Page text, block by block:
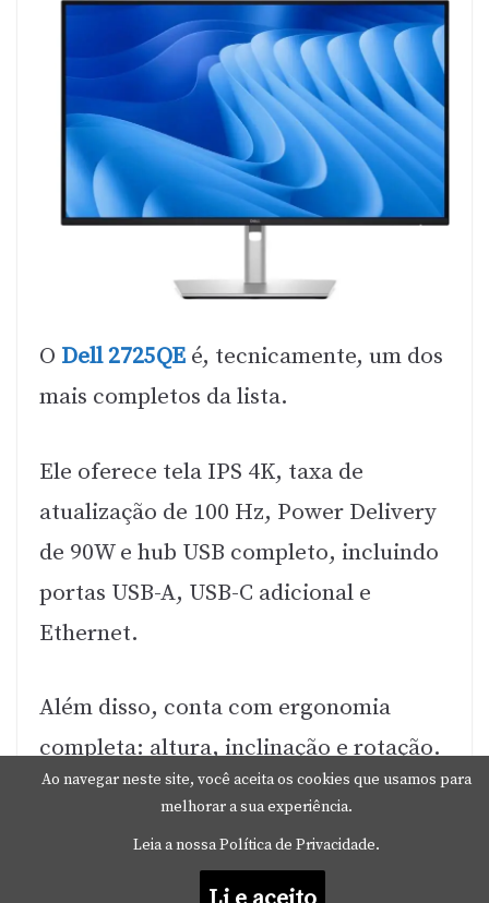
O Dell 2725QE é, tecnicamente, um dos
mais completos da lista.
Ele oferece tela IPS 4K, taxa de
atualização de 100 Hz, Power Delivery
de 90W e hub USB completo, incluindo
portas USB-A, USB-C adicional e
Ethernet.
Além disso, conta com ergonomia
completa: altura, inclinação e rotação.
Portanto, embora tenha preço mais
elevado, entrega uma experiência
Ao navegar neste site, você aceita os cookies que usamos para
melhorar a sua experiência.
Leia a nossa Política de Privacidade.